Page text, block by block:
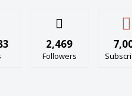
2,469
Followers